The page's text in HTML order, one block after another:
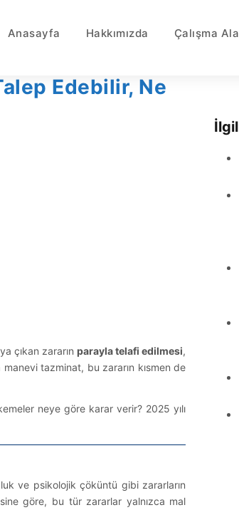
Anasayfa Hakkımızda Çalışma
Edebilir, Ne
çıkan zararınparayla telafi edilmesi,
tazminat, bu zararın kısmen de
neye göre karar verir? 2025 yılı
ve psikolojik çöküntü gibi zararların
göre, bu tür zararlar yalnızca mal